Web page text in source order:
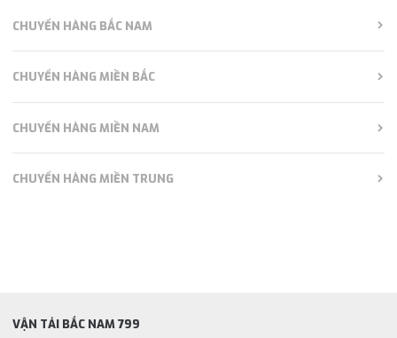
CHUYỂN HÀNG BẮC NAM
CHUYỂN HÀNG MIỀN BẮC
CHUYỂN HÀNG MIỀN NAM
CHUYỂN HÀNG MIỀN TRUNG
VẬN TẢI BẮC NAM 799